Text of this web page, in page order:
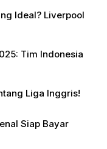
Ideal? Liverpool
Tim Indonesia
Liga Inggris!
Siap Bayar